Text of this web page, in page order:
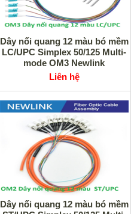
Dây nối quang 12 màu bó mềm
LC/UPC Simplex 50/125 Multi-
mode OM3 Newlink
Liên hệ
Dây nối quang 12 màu bó mềm